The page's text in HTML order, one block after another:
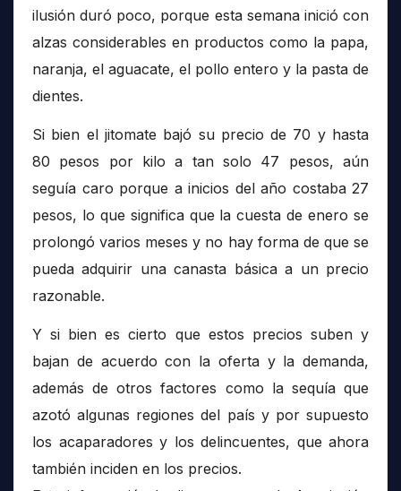
ilusión duró poco, porque esta semana inició con
alzas considerables en productos como la papa,
naranja, el aguacate, el pollo entero y la pasta de
dientes.
Si bien el jitomate bajó su precio de 70 y hasta
80 pesos por kilo a tan solo 47 pesos, aún
seguía caro porque a inicios del año costaba 27
pesos, lo que significa que la cuesta de enero se
prolongó varios meses y no hay forma de que se
pueda adquirir una canasta básica a un precio
razonable.
Y si bien es cierto que estos precios suben y
bajan de acuerdo con la oferta y la demanda,
además de otros factores como la sequía que
azotó algunas regiones del país y por supuesto
los acaparadores y los delincuentes, que ahora
también inciden en los precios.